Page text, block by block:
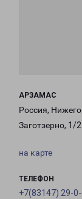
АРЗАМАС
Россия,
Заготзерно, 1/2
на карте
ТЕЛЕФОН
+7(83147) 29-0-